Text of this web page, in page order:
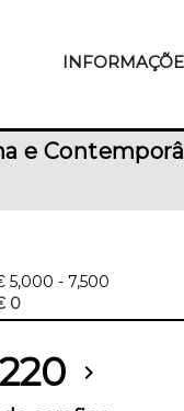
e
5,000 - 7,500
0
220 chevron_right